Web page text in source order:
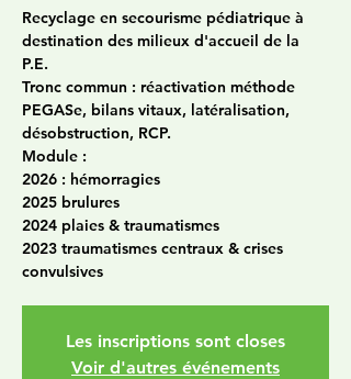
Recyclage en secourisme pédiatrique à
destination des milieux d'accueil de la
P.E.
Tronc commun : réactivation méthode
PEGASe, bilans vitaux, latéralisation,
désobstruction, RCP.
Module :
2026 : hémorragies
2025 brulures
2024 plaies & traumatismes
2023 traumatismes centraux & crises
convulsives
Les inscriptions sont closes
Voir d'autres événements